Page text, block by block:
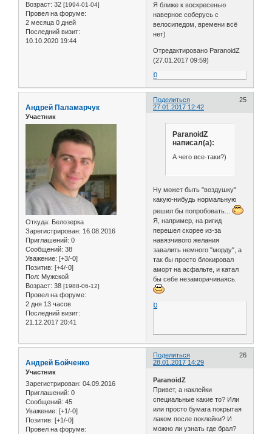
Возраст: 32 [1994-01-04]
Провел на форуме:
2 месяца 0 дней
Последний визит:
10.10.2020 19:44
Я ближе к воскресенью
наверное соберусь с
велосипедом, времени всё
нет)
Отредактировано ParanoidZ
(27.01.2017 09:59)
0
Поделиться
25
27.01.2017 12:42
Андрей Паламарчук
Участник
Откуда: Белозерка
Зарегистрирован: 16.08.2016
Приглашений: 0
Сообщений: 38
Уважение: [+3/-0]
Позитив: [+4/-0]
Пол: Мужской
Возраст: 38 [1988-06-12]
Провел на форуме:
2 дня 13 часов
Последний визит:
21.12.2017 20:41
ParanoidZ
написал(а):
А чего все-таки?)
Ну может быть "воздушку"
какую-нибудь нормальную
решил бы попробовать...
Я, например, на ригид
перешел скорее из-за
навязчивого желания
завалить немного "морду", а
так бы просто блокировал
аморт на асфальте, и катал
бы себе незаморачиваясь.
0
Поделиться
26
28.01.2017 14:29
Андрей Бойченко
Участник
Зарегистрирован: 04.09.2016
Приглашений: 0
Сообщений: 45
Уважение: [+1/-0]
Позитив: [+1/-0]
Провел на форуме:
ParanoidZ
Привет, а наклейки
специальные какие то? Или
или просто бумага покрытая
лаком после поклейки? И
можно ли узнать где брал?